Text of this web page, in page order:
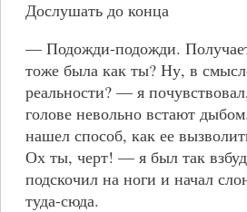
Дослушать до конца
— Подожди-подожди.
тоже была как ты? Ну, в
реальности? — я
голове невольно встают
нашел способ, как ее
Ох ты, черт! — я был так
подскочил на ноги и начал
туда-сюда.